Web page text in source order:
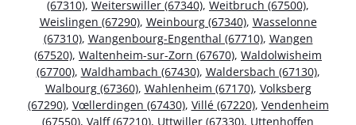
(67310), Weiterswiller (67340), Weitbruch (67500),
Weislingen (67290), Weinbourg (67340), Wasselonne
(67310), Wangenbourg-Engenthal (67710), Wangen
(67520), Waltenheim-sur-Zorn (67670), Waldolwisheim
(67700), Waldhambach (67430), Waldersbach (67130),
Walbourg (67360), Wahlenheim (67170), Volksberg
(67290), Vœllerdingen (67430), Villé (67220), Vendenheim
(67550), Valff (67210), Uttwiller (67330), Uttenhoffen